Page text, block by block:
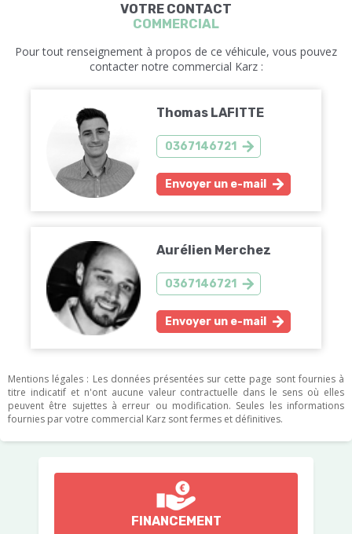
VOTRE CONTACT
COMMERCIAL
Pour tout renseignement à propos de ce véhicule, vous pouvez
contacter notre commercial Karz :
Thomas LAFITTE
0367146721
Envoyer un e-mail
Aurélien Merchez
0367146721
Envoyer un e-mail
Mentions légales : Les données présentées sur cette page sont fournies à
titre indicatif et n'ont aucune valeur contractuelle dans le sens où elles
peuvent être sujettes à erreur ou modification. Seules les informations
fournies par votre commercial Karz sont fermes et définitives.
FINANCEMENT